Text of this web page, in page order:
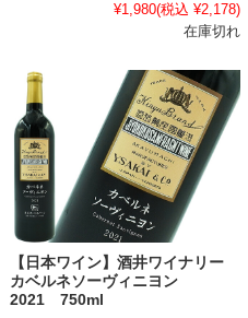
¥1,980(税込 ¥2,178)
在庫切れ
【日本ワイン】酒井ワイナリー
カベルネソーヴィニヨン
2021 750ml